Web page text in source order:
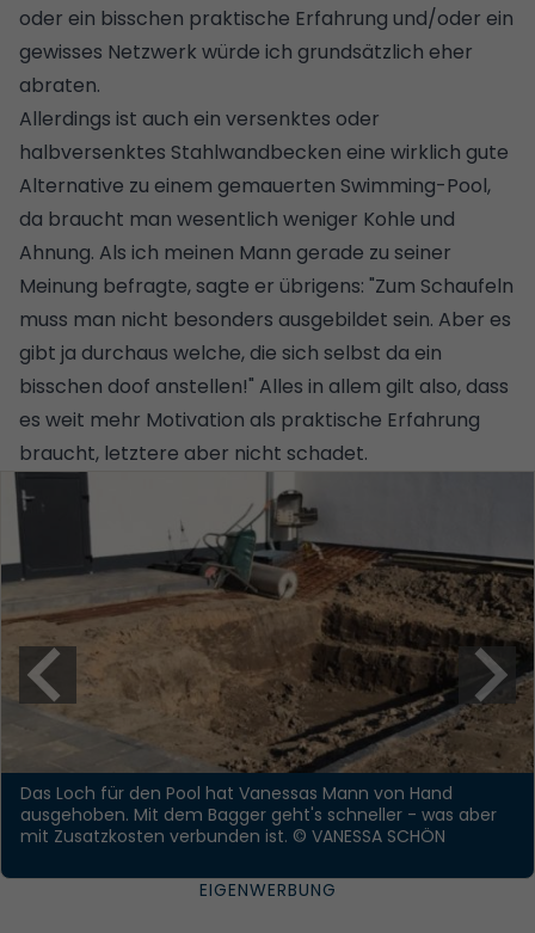
oder ein bisschen praktische Erfahrung und/oder ein
gewisses Netzwerk würde ich grundsätzlich eher
abraten.
Allerdings ist auch ein versenktes oder
halbversenktes Stahlwandbecken eine wirklich gute
Alternative zu einem gemauerten Swimming-Pool,
da braucht man wesentlich weniger Kohle und
Ahnung. Als ich meinen Mann gerade zu seiner
Meinung befragte, sagte er übrigens: "Zum Schaufeln
muss man nicht besonders ausgebildet sein. Aber es
gibt ja durchaus welche, die sich selbst da ein
bisschen doof anstellen!" Alles in allem gilt also, dass
es weit mehr Motivation als praktische Erfahrung
braucht, letztere aber nicht schadet.
Das Loch für den Pool hat Vanessas Mann von Hand
ausgehoben. Mit dem Bagger geht's schneller - was aber
mit Zusatzkosten verbunden ist. © VANESSA SCHÖN